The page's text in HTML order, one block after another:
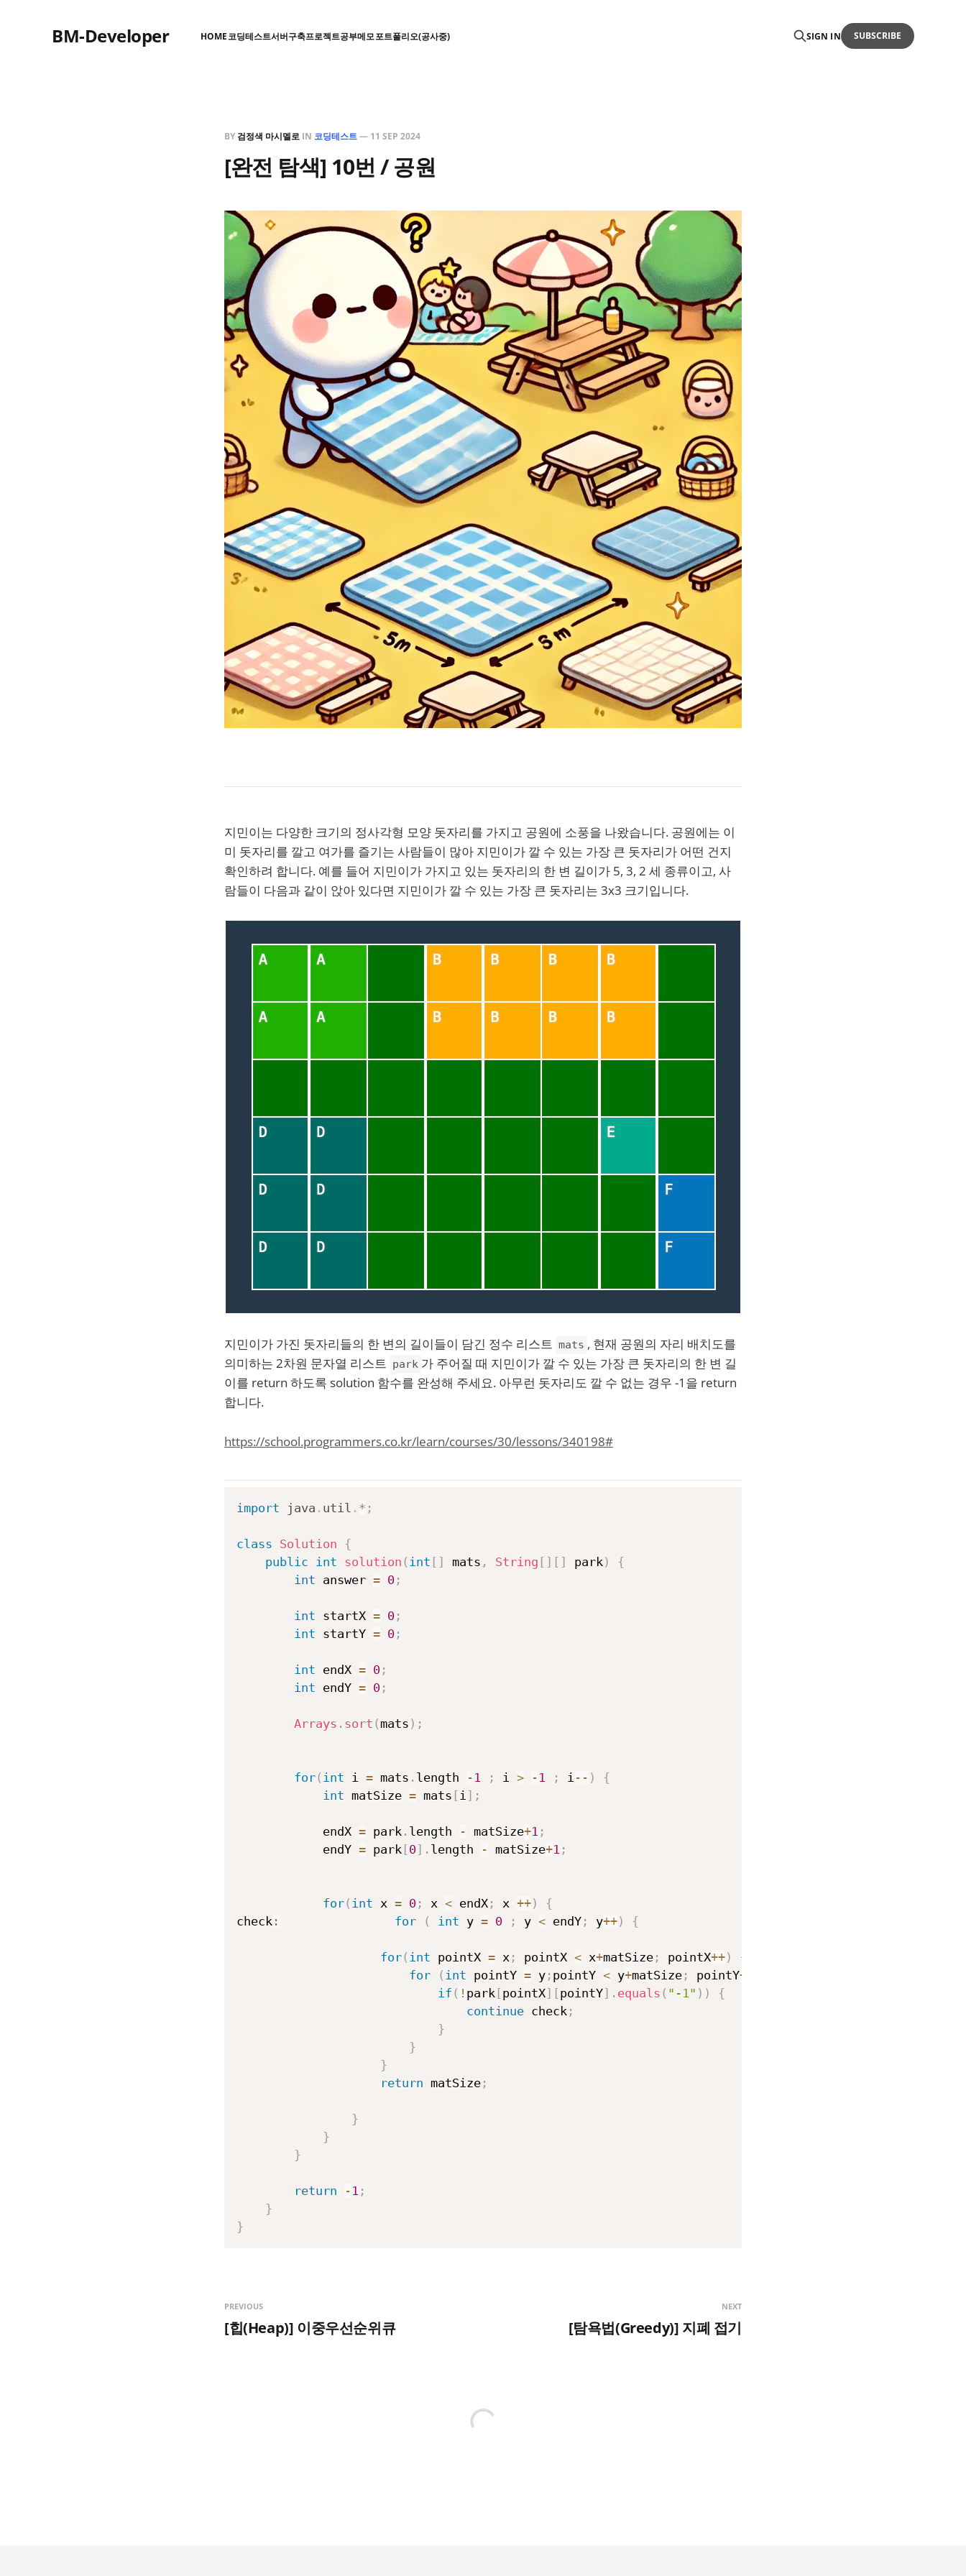
BM-Developer HOME코딩테스트서버구축프로젝트공부메모포트폴리오(공사중) SIGN IN SUBSCRIBE
BY 검정색 마시멜로 IN 코딩테스트— 11 SEP 2024
[완전 탐색] 10번 / 공원
지민이는 다양한 크기의 정사각형 모양 돗자리를 가지고 공원에 소풍을 나왔습니다. 공원에는 이
미 돗자리를 깔고 여가를 즐기는 사람들이 많아 지민이가 깔 수 있는 가장 큰 돗자리가 어떤 건지
확인하려 합니다. 예를 들어 지민이가 가지고 있는 돗자리의 한 변 길이가 5, 3, 2 세 종류이고, 사
람들이 다음과 같이 앉아 있다면 지민이가 깔 수 있는 가장 큰 돗자리는 3x3 크기입니다.
지민이가 가진 돗자리들의 한 변의 길이들이 담긴 정수 리스트 mats , 현재 공원의 자리 배치도를
의미하는 2차원 문자열 리스트 park 가 주어질 때 지민이가 깔 수 있는 가장 큰 돗자리의 한 변 길
이를 return 하도록 solution 함수를 완성해 주세요. 아무런 돗자리도 깔 수 없는 경우 -1을 return
합니다.
https://school.programmers.co.kr/learn/courses/30/lessons/340198#
import java . util . * ;
class Solution
{
public
int solution ( int [ ] mats , String [ ] [ ] park )
{
int answer = 0 ;
int startX = 0 ;
int startY = 0 ;
int endX = 0 ;
int endY = 0 ;
Arrays . sort ( mats ) ;
for( int i = mats . length - 1 ; i > - 1 ; i -- )
{
int matSize = mats [ i ] ;
            endX
= park . length - matSize+1 ;
            endY
= park [0] . length - matSize+1 ;
for( int x = 0 ; x < endX ; x ++)
{
check : for ( int y = 0 ; y < endY ; y++) {
for( int pointX = x ; pointX < x+matSize ; pointX++)
{
for
( int pointY = y ; pointY < y+matSize ; pointY++
if ( ! park [pointX] [pointY] . equals ( "-1" ) )
{
continue check ;
}
}
}
return matSize ;
}
}
}
return - 1 ;
}
}
PREVIOUS
[힙(Heap)] 이중우선순위큐
NEXT
[탐욕법(Greedy)] 지폐 접기